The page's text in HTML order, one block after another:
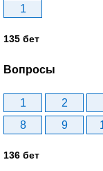
1
135 бет
Вопросы
1 2
8
9
136 бет